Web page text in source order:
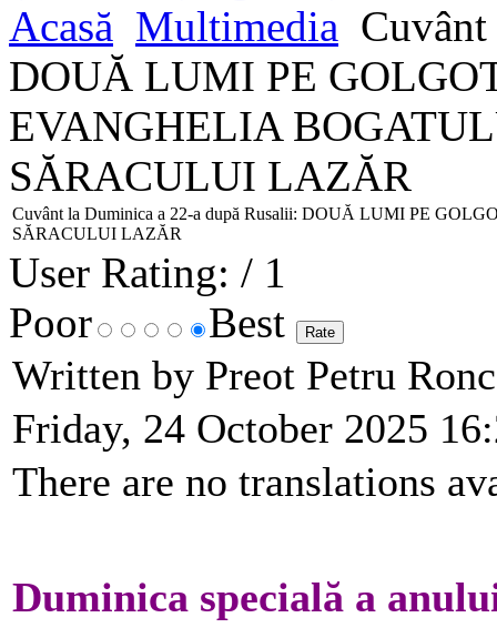
Acasă Multimedia
DOUĂ LUMI PE
EVANGHELIA
SĂRACULUI LAZĂR
Cuvânt la Duminica a 22-a după Rusalii: DOUĂ LUMI PE
SĂRACULUI LAZĂR
User Rating: / 1
Poor
Best
Written by Preot Petru
Friday, 24 October 2025
There are no translations
Duminica specială a